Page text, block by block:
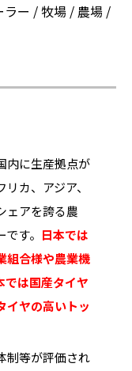
ラー / 牧場 / 農場 /
内に生産拠点が
カ、アジア、
ェアを誇る農
す。 日本では
組合様や農業機
では国産タイヤ
イヤの高いトッ
制等が評価され